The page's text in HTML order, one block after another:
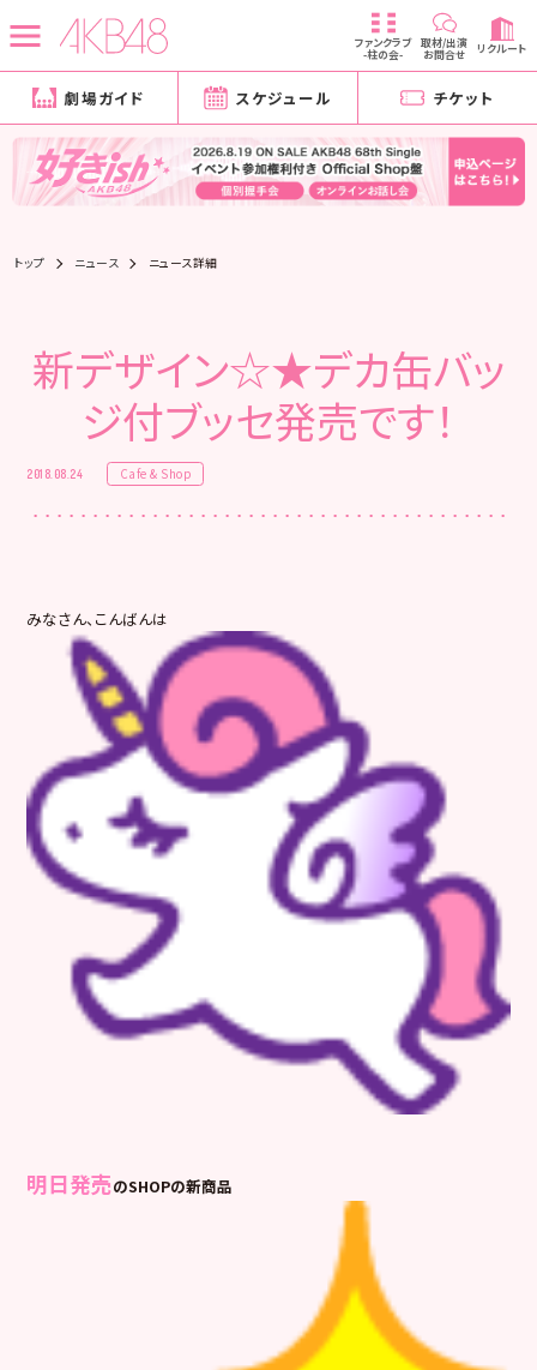
ファンクラブ
-柱の会-
取材/出演
お問合せ リクルート
劇場ガイド スケジュール チケット
トップ ニュース ニュース詳細
新デザイン☆★デカ缶バッ
ジ付ブッセ発売です！
2018.08.24 Cafe & Shop
みなさん、こんばんは
明日発売のSHOPの新商品